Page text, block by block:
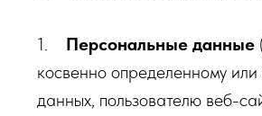
1. Персональные данные
косвенно определенному
данных, пользователю веб-